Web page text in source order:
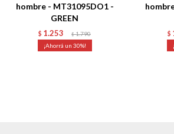
hombre - MT31095DO1 -
GREEN
$ 1.253 $ 1.790
30
$